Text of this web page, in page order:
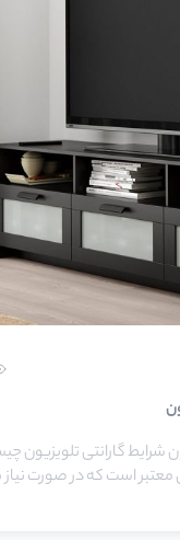
شرایط گارانتی تلویزیون
معتبر است که در صورت نیاز